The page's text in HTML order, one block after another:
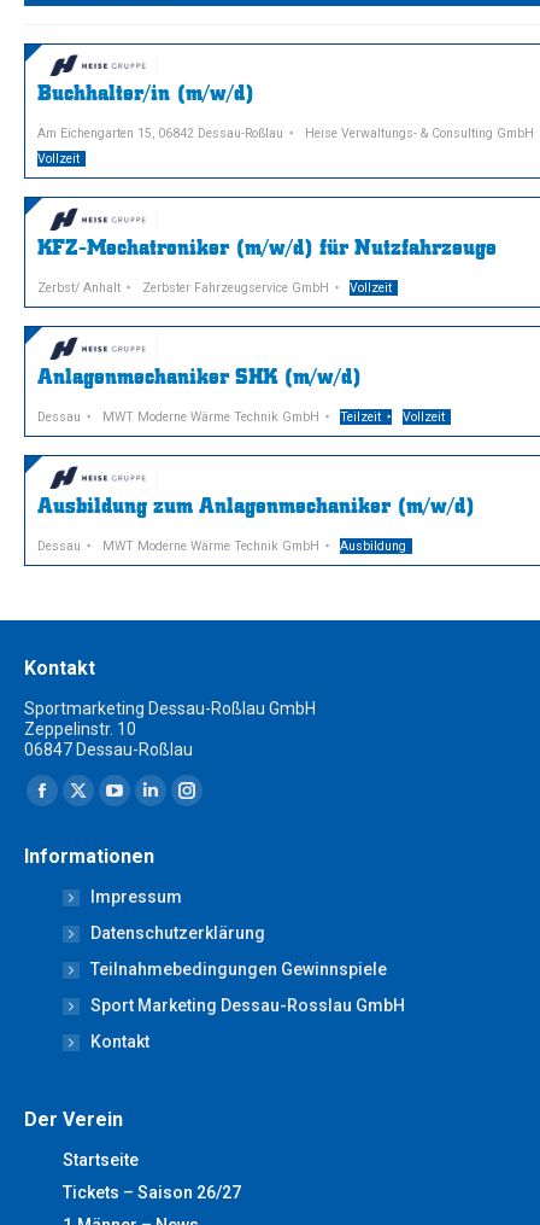
Buchhalter/in (m/w/d)
Am Eichengarten 15, 06842 Dessau-Roßlau
Heise Verwaltungs- & Consulting GmbH
Vollzeit
KFZ-Mechatroniker (m/w/d) für Nutzfahrzeuge
Zerbst/ Anhalt Zerbster Fahrzeugservice GmbH Vollzeit
Anlagenmechaniker SHK (m/w/d)
Dessau MWT Moderne Wärme Technik GmbH Teilzeit Vollzeit
Ausbildung zum Anlagenmechaniker (m/w/d)
Dessau MWT Moderne Wärme Technik GmbH Ausbildung
Kontakt
Sportmarketing Dessau-Roßlau GmbH
Zeppelinstr. 10
06847 Dessau-Roßlau
Finden Sie uns auf:
Facebook
opens
new
window
X
opens
in
new
window
YouTube
opens
in
new
window
Linkedin
opens
in
new
window
Instagram
new
window
Informationen
Impressum
Datenschutzerklärung
Teilnahmebedingungen Gewinnspiele
Sport Marketing Dessau-Rosslau GmbH
Kontakt
Der Verein
Startseite
Tickets – Saison 26/27